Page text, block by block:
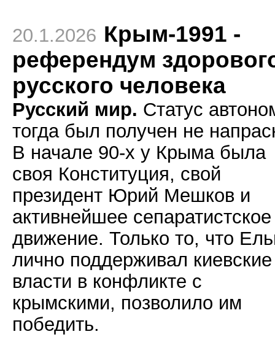
20.1.2026 Крым-1991 -
референдум
русского человека
Русский мир. Статус
тогда был получен не
В начале 90-х у Крыма была
своя Конституция, свой
президент Юрий Мешков и
активнейшее сепаратистское
движение. Только то, что
лично поддерживал киевские
власти в конфликте с
крымскими, позволило им
победить.